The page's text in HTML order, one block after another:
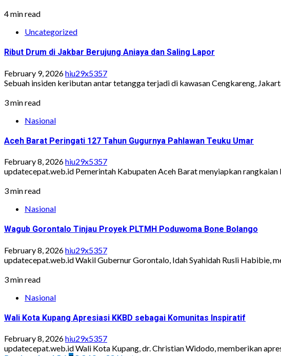
4 min read
Uncategorized
Ribut Drum di Jakbar Berujung Aniaya dan Saling Lapor
February 9, 2026hiu29x5357
Sebuah insiden keributan antar tetangga terjadi di kawasan Cengkareng,
3 min read
Nasional
Aceh Barat Peringati 127 Tahun Gugurnya Pahlawan Teuku Umar
February 8, 2026hiu29x5357
updatecepat.web.id Pemerintah Kabupaten Aceh Barat menyiapkan
3 min read
Nasional
Wagub Gorontalo Tinjau Proyek PLTMH Poduwoma Bone Bolango
February 8, 2026hiu29x5357
updatecepat.web.id Wakil Gubernur Gorontalo, Idah Syahidah Rusli Habibie,
3 min read
Nasional
Wali Kota Kupang Apresiasi KKBD sebagai Komunitas Inspiratif
February 8, 2026hiu29x5357
updatecepat.web.id Wali Kota Kupang, dr. Christian Widodo, memberikan